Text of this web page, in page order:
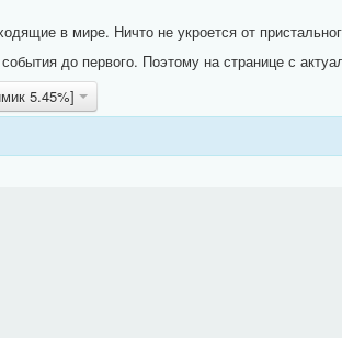
в мире. Ничто не укроется от
до первого. Поэтому на странице с
5.45%]